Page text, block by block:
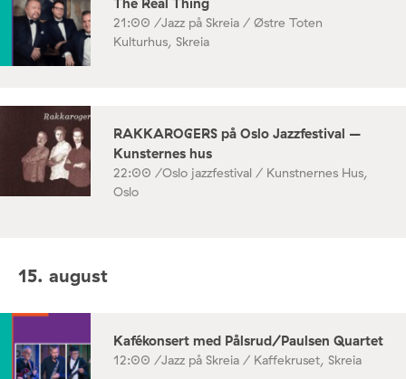
21:00 /Jazz på Skreia / Østre Toten
Kulturhus, Skreia
RAKKAROGERS på Oslo Jazzfestival –
Kunsternes hus
22:00 /Oslo jazzfestival / Kunstnernes Hus,
Oslo
15. august
Kafékonsert med Pålsrud/Paulsen Quartet
12:00 /Jazz på Skreia / Kaffekruset, Skreia